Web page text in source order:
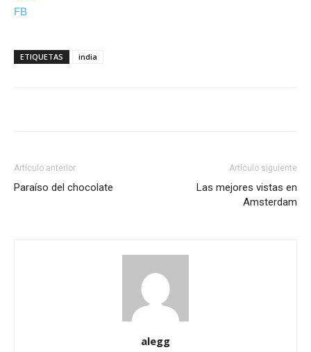
FB
ETIQUETAS india
Artículo anterior
Paraíso del chocolate
Artículo siguiente
Las mejores vistas en
Amsterdam
alegg